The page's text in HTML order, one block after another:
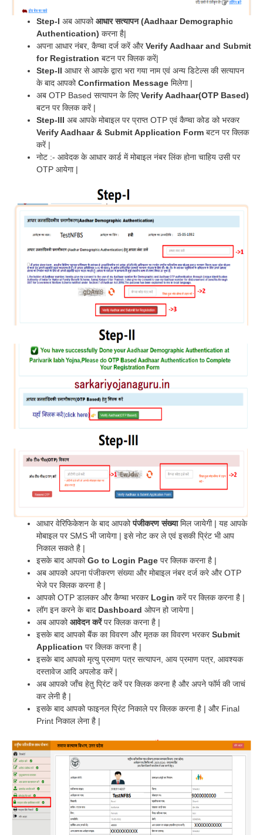
Step-I अब आपकोआधार सत्यापन (Aadhaar Demographic
Authentication) करना है|
अपना आधार नंबर, कैप्चा दर्ज करें औरVerify Aadhaar and Submit
for Registration बटन पर क्लिक करें|
Step-II आधार से आपके द्वारा भरा गया नाम एवं अन्य डिटेल्स की सत्यापन
के बाद आपकोConfirmation Message मिलेगा |
अब OTP Based सत्यापन के लिएVerify Aadhaar(OTP Based)
बटन पर क्लिक करें |
Step-III अब आपके मोबाइल पर प्राप्त OTP एवं कैप्चा कोड को भरकर
Verify Aadhaar & Submit Application Form बटन पर क्लिक
करें |
नोट :- आवेदक के आधार कार्ड में मोबाइल नंबर लिंक होना चाहिय उसी पर
OTP आयेगा |
आधार वेरिफिकेशन के बाद आपकोपंजीकरण संख्यामिल जायेगी | यह आपके
मोबाइल पर SMS भी जायेगा | इसे नोट कर ले एवं इसकी प्रिंट भी आप
निकाल सकते है |
इसके बाद आपकोGo to Login Page पर क्लिक करना है |
अब आपको अपना पंजीकरण संख्या और मोबाइल नंबर दर्ज करे और OTP
भेजे पर क्लिक करना है |
आपको OTP डालकर और कैप्चा भरकर Login करें पर क्लिक करना है |
लॉग इन करने के बाद Dashboard ओपन हो जायेगा |
अब आपकोआवेदन करेंपर क्लिक करना है |
इसके बाद आपको बैंक का विवरण और मृतक का विवरण भरकरSubmit
Application पर क्लिक करना है |
इसके बाद आपको मृत्यु प्रमाण पत्र सत्यापन, आय प्रमाण पत्र, आवश्यक
दस्तावेज आदि अपलोड करें |
अब आपको जाँच हेतु प्रिंट करें पर क्लिक करना है और अपने फॉर्म की जाचं
कर लेनी है |
इसके बाद आपको फाइनल प्रिंट निकाले पर क्लिक करना है | और Final
Print निकाल लेना है |